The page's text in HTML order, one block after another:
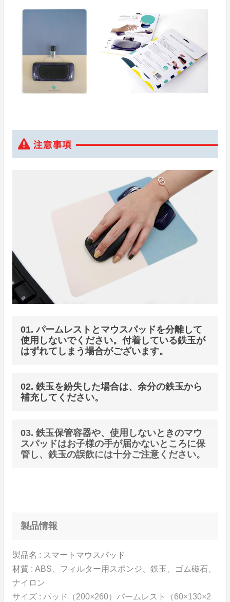
01. パームレストとマウスパッドを分離して
使用しないでください。付着している鉄玉が
はずれてしまう場合がございます。
02. 鉄玉を紛失した場合は、余分の鉄玉から
補充してください。
03. 鉄玉保管容器や、使用しないときのマウ
スパッドはお子様の手が届かないところに保
管し、鉄玉の誤飲には十分ご注意ください。
製品情報
製品名 : スマートマウスパッド
材質 : ABS、フィルター用スポンジ、鉄玉、ゴム磁石、
ナイロン
サイズ : パッド（200×260）パームレスト（60×130×2